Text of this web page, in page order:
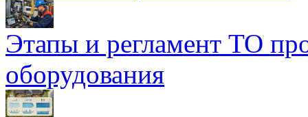
Этапы и регламент ТО
оборудования